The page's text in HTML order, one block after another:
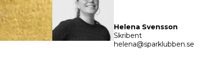
Helena Svensson
Skribent
helena@sparklubben.se